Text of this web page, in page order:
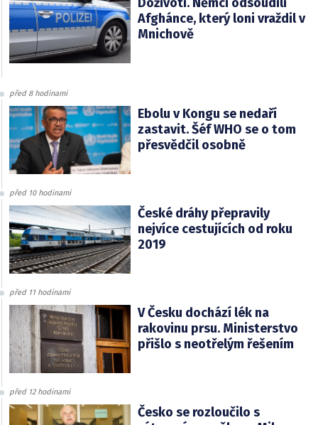
Afghánce, který loni vraždil v
Mnichově
před 8 hodinami
Ebolu v Kongu se nedaří
zastavit. Šéf WHO se o tom
přesvědčil osobně
před 10 hodinami
České dráhy přepravily
nejvíce cestujících od roku
2019
před 11 hodinami
V Česku dochází lék na
rakovinu prsu. Ministerstvo
přišlo s neotřelým řešením
před 12 hodinami
Česko se rozloučilo s